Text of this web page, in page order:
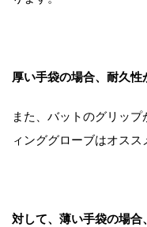
厚い手袋の場合、耐久性
また、バットのグリッ
ィンググローブはオスス
対して、薄い手袋の場合